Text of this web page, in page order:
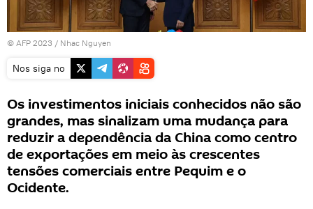
© AFP 2023 / Nhac Nguyen
Nos siga no
Os investimentos iniciais conhecidos não são
grandes, mas sinalizam uma mudança para
reduzir a dependência da China como centro
de exportações em meio às crescentes
tensões comerciais entre Pequim e o
Ocidente.